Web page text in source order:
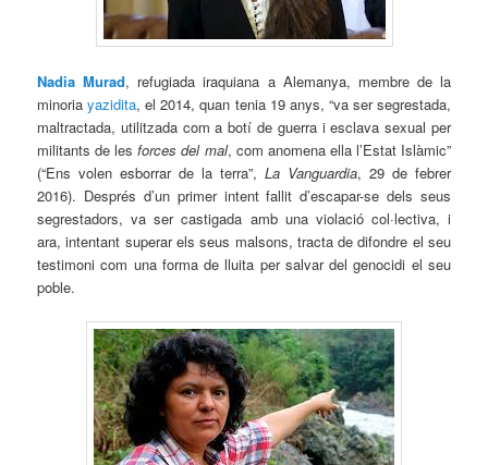
Nadia Murad, refugiada iraquiana a Alemanya, membre de la
minoriayazidita, el 2014, quan tenia 19 anys, “va ser segrestada,
maltractada, utilitzada com a botí de guerra i esclava sexual per
militants de les forces del mal, com anomena ella l’Estat Islàmic”
(“Ens volen esborrar de la terra”, La Vanguardia, 29 de febrer
2016). Després d’un primer intent fallit d’escapar-se dels seus
segrestadors, va ser castigada amb una violació col·lectiva, i
ara, intentant superar els seus malsons, tracta de difondre el seu
testimoni com una forma de lluita per salvar del genocidi el seu
poble.